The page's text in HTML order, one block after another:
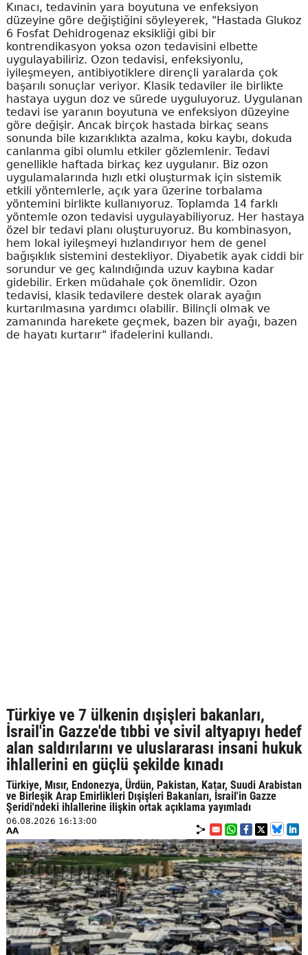
Kınacı, tedavinin yara boyutuna ve enfeksiyon
düzeyine göre değiştiğini söyleyerek, "Hastada Glukoz
6 Fosfat Dehidrogenaz eksikliği gibi bir
kontrendikasyon yoksa ozon tedavisini elbette
uygulayabiliriz. Ozon tedavisi, enfeksiyonlu,
iyileşmeyen, antibiyotiklere dirençli yaralarda çok
başarılı sonuçlar veriyor. Klasik tedaviler ile birlikte
hastaya uygun doz ve sürede uyguluyoruz. Uygulanan
tedavi ise yaranın boyutuna ve enfeksiyon düzeyine
göre değişir. Ancak birçok hastada birkaç seans
sonunda bile kızarıklıkta azalma, koku kaybı, dokuda
canlanma gibi olumlu etkiler gözlemlenir. Tedavi
genellikle haftada birkaç kez uygulanır. Biz ozon
uygulamalarında hızlı etki oluşturmak için sistemik
etkili yöntemlerle, açık yara üzerine torbalama
yöntemini birlikte kullanıyoruz. Toplamda 14 farklı
yöntemle ozon tedavisi uygulayabiliyoruz. Her hastaya
özel bir tedavi planı oluşturuyoruz. Bu kombinasyon,
hem lokal iyileşmeyi hızlandırıyor hem de genel
bağışıklık sistemini destekliyor. Diyabetik ayak ciddi bir
sorundur ve geç kalındığında uzuv kaybına kadar
gidebilir. Erken müdahale çok önemlidir. Ozon
tedavisi, klasik tedavilere destek olarak ayağın
kurtarılmasına yardımcı olabilir. Bilinçli olmak ve
zamanında harekete geçmek, bazen bir ayağı, bazen
de hayatı kurtarır" ifadelerini kullandı.
Türkiye ve 7 ülkenin dışişleri bakanları,
İsrail'in Gazze'de tıbbi ve sivil altyapıyı hedef
alan saldırılarını ve uluslararası insani hukuk
ihlallerini en güçlü şekilde kınadı
Türkiye, Mısır, Endonezya, Ürdün, Pakistan, Katar, Suudi Arabistan
ve Birleşik Arap Emirlikleri Dışişleri Bakanları, İsrail'in Gazze
Şeridi'ndeki ihlallerine ilişkin ortak açıklama yayımladı
06.08.2026 16:13:00
AA